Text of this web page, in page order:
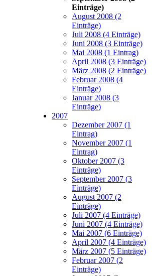
Einträge)
August 2008 (2
Einträge)
Juli 2008 (4 Einträge)
Juni 2008 (3 Einträge)
Mai 2008 (1 Eintrag)
April 2008 (3 Einträge)
März 2008 (2 Einträge)
Februar 2008 (4
Einträge)
Januar 2008 (3
Einträge)
2007
Dezember 2007 (1
Eintrag)
November 2007 (1
Eintrag)
Oktober 2007 (3
Einträge)
September 2007 (3
Einträge)
August 2007 (2
Einträge)
Juli 2007 (4 Einträge)
Juni 2007 (4 Einträge)
Mai 2007 (6 Einträge)
April 2007 (4 Einträge)
März 2007 (5 Einträge)
Februar 2007 (2
Einträge)